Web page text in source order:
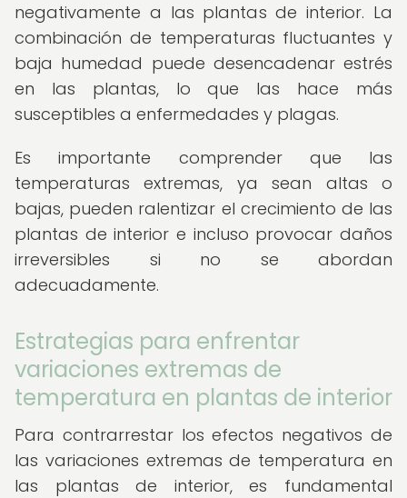
negativamente a las plantas de interior. La
combinación de temperaturas fluctuantes y
baja humedad puede desencadenar estrés
en las plantas, lo que las hace más
susceptibles a enfermedades y plagas.
Es importante comprender que las
temperaturas extremas, ya sean altas o
bajas, pueden ralentizar el crecimiento de las
plantas de interior e incluso provocar daños
irreversibles si no se abordan
adecuadamente.
Estrategias para enfrentar
variaciones extremas de
temperatura en plantas de interior
Para contrarrestar los efectos negativos de
las variaciones extremas de temperatura en
las plantas de interior, es fundamental